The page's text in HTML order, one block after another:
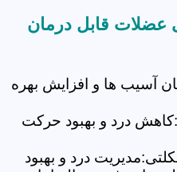
عضلات قابل درمان
آسیب ها و افزایش بهره
درد و بهبود حرکت
درد و بهبود